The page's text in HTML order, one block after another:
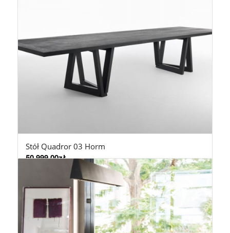
Stół Quadror 03 Horm
50.999,00zł